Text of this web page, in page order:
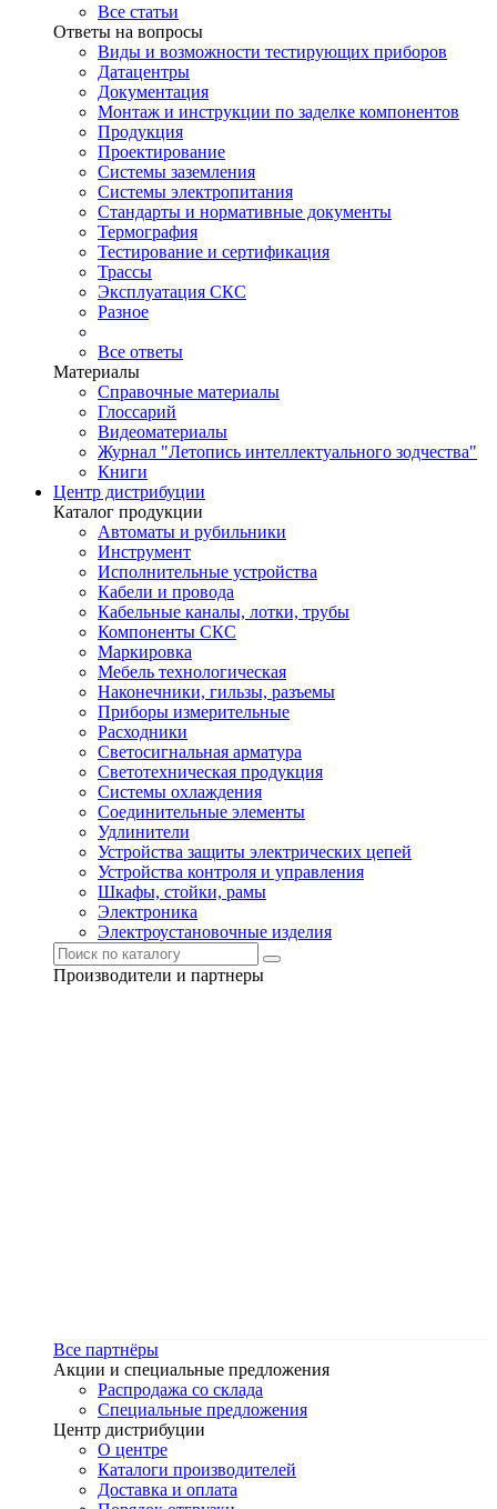
Все статьи
Ответы на вопросы
Виды и возможности тестирующих приборов
Датацентры
Документация
Монтаж и инструкции по заделке компонентов
Продукция
Проектирование
Системы заземления
Системы электропитания
Стандарты и нормативные документы
Термография
Тестирование и сертификация
Трассы
Эксплуатация СКС
Разное
Все ответы
Материалы
Справочные материалы
Глоссарий
Видеоматериалы
Журнал "Летопись интеллектуального зодчества"
Книги
Центр дистрибуции
Каталог продукции
Автоматы и рубильники
Инструмент
Исполнительные устройства
Кабели и провода
Кабельные каналы, лотки, трубы
Компоненты СКС
Маркировка
Мебель технологическая
Наконечники, гильзы, разъемы
Приборы измерительные
Расходники
Светосигнальная арматура
Светотехническая продукция
Системы охлаждения
Соединительные элементы
Удлинители
Устройства защиты электрических цепей
Устройства контроля и управления
Шкафы, стойки, рамы
Электроника
Электроустановочные изделия
Производители и партнеры
Все партнёры
Акции и специальные предложения
Распродажа со склада
Специальные предложения
Центр дистрибуции
О центре
Каталоги производителей
Доставка и оплата